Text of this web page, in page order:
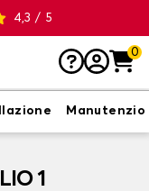
4,3 / 5
0
1